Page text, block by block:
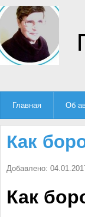
Главная Об
Как
Добавлено:
Как